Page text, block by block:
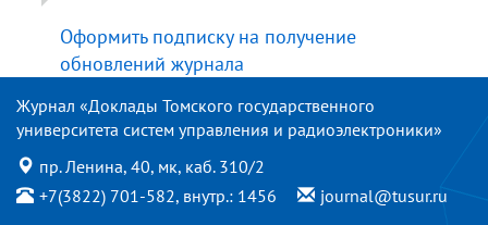
Оформить подписку на получение
обновлений журнала
Журнал «Доклады Томского государственного
университета систем управления и радиоэлектроники»
пр. Ленина, 40, мк, каб. 310/2
+7(3822) 701-582, внутр.: 1456
journal@tusur.ru